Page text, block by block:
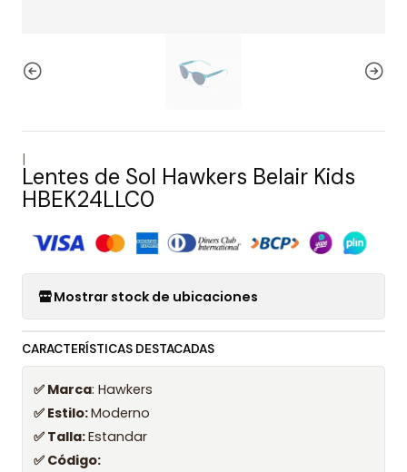
|
Lentes de Sol Hawkers Belair Kids
HBEK24LLC0
Mostrar stock de ubicaciones
CARACTERÍSTICAS DESTACADAS
✅ Marca: Hawkers
✅ Estilo:Moderno
✅ Talla:Estandar
✅ Código: